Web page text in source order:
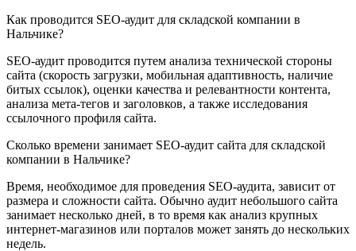
Как проводится SEO-аудит для складской компании в
Нальчике?
SEO-аудит проводится путем анализа технической стороны
сайта (скорость загрузки, мобильная адаптивность, наличие
битых ссылок), оценки качества и релевантности контента,
анализа мета-тегов и заголовков, а также исследования
ссылочного профиля сайта.
Сколько времени занимает SEO-аудит сайта для складской
компании в Нальчике?
Время, необходимое для проведения SEO-аудита, зависит от
размера и сложности сайта. Обычно аудит небольшого сайта
занимает несколько дней, в то время как анализ крупных
интернет-магазинов или порталов может занять до нескольких
недель.